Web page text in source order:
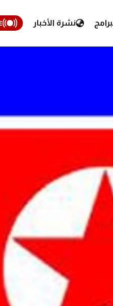
نشرة الأخبار